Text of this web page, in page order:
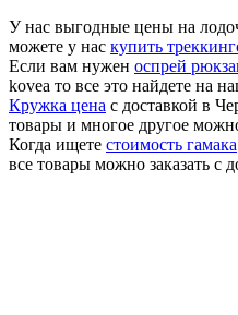
У нас выгодные цены на
можете у нас купить
Если вам нужен оспрей
kovea то все это найдете на
Кружка цена с доставкой в
товары и многое другое
Когда ищете стоимость гамака
все товары можно заказать с